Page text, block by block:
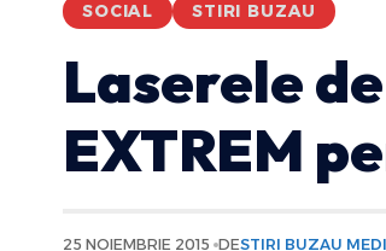
SOCIAL STIRI BUZAU
Laserele
EXTREM
25 NOIEMBRIE 2015 DESTIRI BUZAU